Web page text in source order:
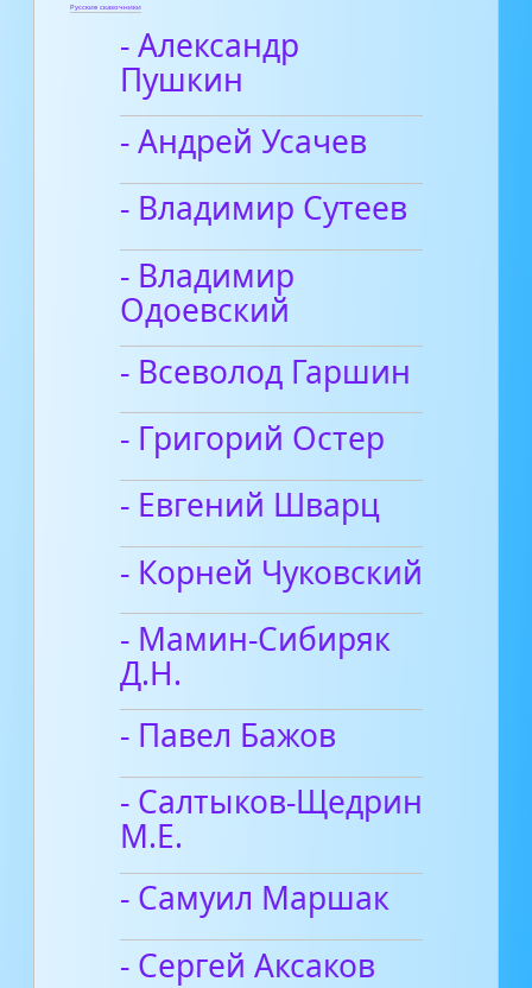
Русские сказочники
- Александр
Пушкин
- Андрей Усачев
- Владимир Сутеев
- Владимир
Одоевский
- Всеволод Гаршин
- Григорий Остер
- Евгений Шварц
- Корней Чуковский
- Мамин-Сибиряк
Д.Н.
- Павел Бажов
- Салтыков-Щедрин
М.Е.
- Самуил Маршак
- Сергей Аксаков